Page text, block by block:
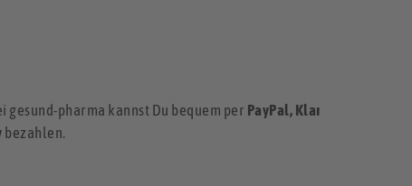
gesund-pharma kannst Du bequem per PayPal, Klarna
bezahlen.